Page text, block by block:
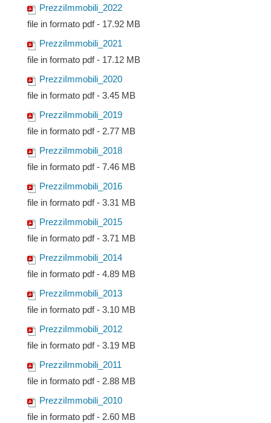
PrezziImmobili_2022
file in formato pdf - 17.92 MB
PrezziImmobili_2021
file in formato pdf - 17.12 MB
PrezziImmobili_2020
file in formato pdf - 3.45 MB
PrezziImmobili_2019
file in formato pdf - 2.77 MB
PrezziImmobili_2018
file in formato pdf - 7.46 MB
PrezziImmobili_2016
file in formato pdf - 3.31 MB
PrezziImmobili_2015
file in formato pdf - 3.71 MB
PrezziImmobili_2014
file in formato pdf - 4.89 MB
PrezziImmobili_2013
file in formato pdf - 3.10 MB
PrezziImmobili_2012
file in formato pdf - 3.19 MB
PrezziImmobili_2011
file in formato pdf - 2.88 MB
PrezziImmobili_2010
file in formato pdf - 2.60 MB